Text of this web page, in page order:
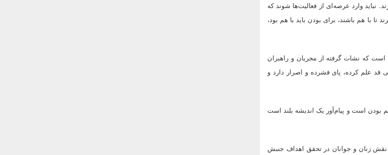
نباید وارد عرصه‌ای از فعالیت‌ها شوند که
کنار هم قدرت بگیرند تا با هم باشند، برای بودن باید با هم بود،
که نشات گرفته از مجریان و راهبران
قد علم کرده، پای فشرده و اصرار دارد و
بودن است و پیام‌آور یک اندیشه بلند است
زنان و جوانان در تحقق اهداف جنبش